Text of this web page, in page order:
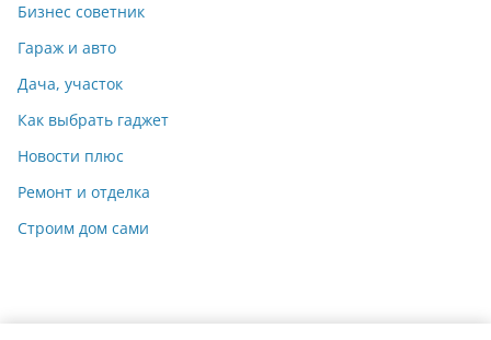
Бизнес советник
Гараж и авто
Дача, участок
Как выбрать гаджет
Новости плюс
Ремонт и отделка
Строим дом сами